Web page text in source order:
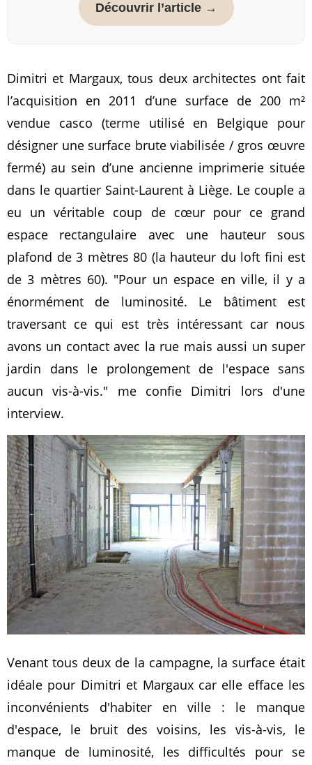
Découvrir l’article →
Dimitri et Margaux, tous deux architectes ont fait
l’acquisition en 2011 d’une surface de 200 m²
vendue casco (terme utilisé en Belgique pour
désigner une surface brute viabilisée / gros œuvre
fermé) au sein d’une ancienne imprimerie située
dans le quartier Saint-Laurent à Liège. Le couple a
eu un véritable coup de cœur pour ce grand
espace rectangulaire avec une hauteur sous
plafond de 3 mètres 80 (la hauteur du loft fini est
de 3 mètres 60).
Pour un espace en ville, il y a
énormément de luminosité. Le bâtiment est
traversant ce qui est très intéressant car nous
avons un contact avec la rue mais aussi un super
jardin dans le prolongement de l'espace sans
aucun vis-à-vis.
me confie Dimitri lors d'une
interview.
Venant tous deux de la campagne, la surface était
idéale pour Dimitri et Margaux car elle efface les
inconvénients d'habiter en ville : le manque
d'espace, le bruit des voisins, les vis-à-vis, le
manque de luminosité, les difficultés pour se